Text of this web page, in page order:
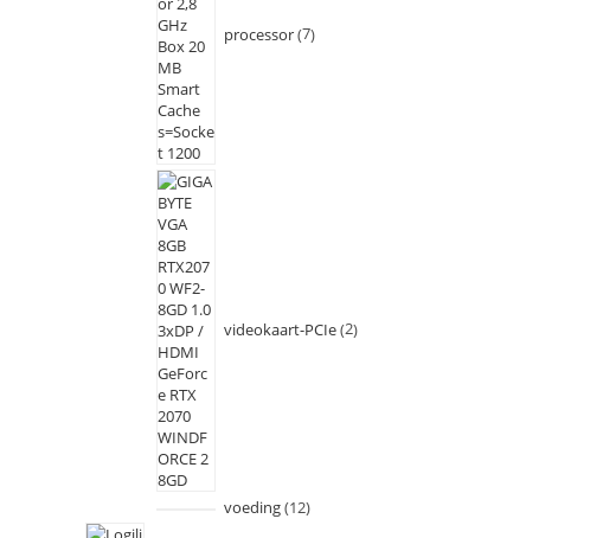
processor 7
videokaart-PCIe 2
voeding 12